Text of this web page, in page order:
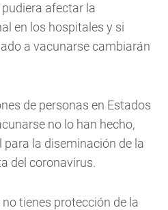
afectar la
en los hospitales y si
a vacunarse cambiarán
de personas en Estados
no lo han hecho,
la diseminación de la
del coronavirus.
tienes protección de la